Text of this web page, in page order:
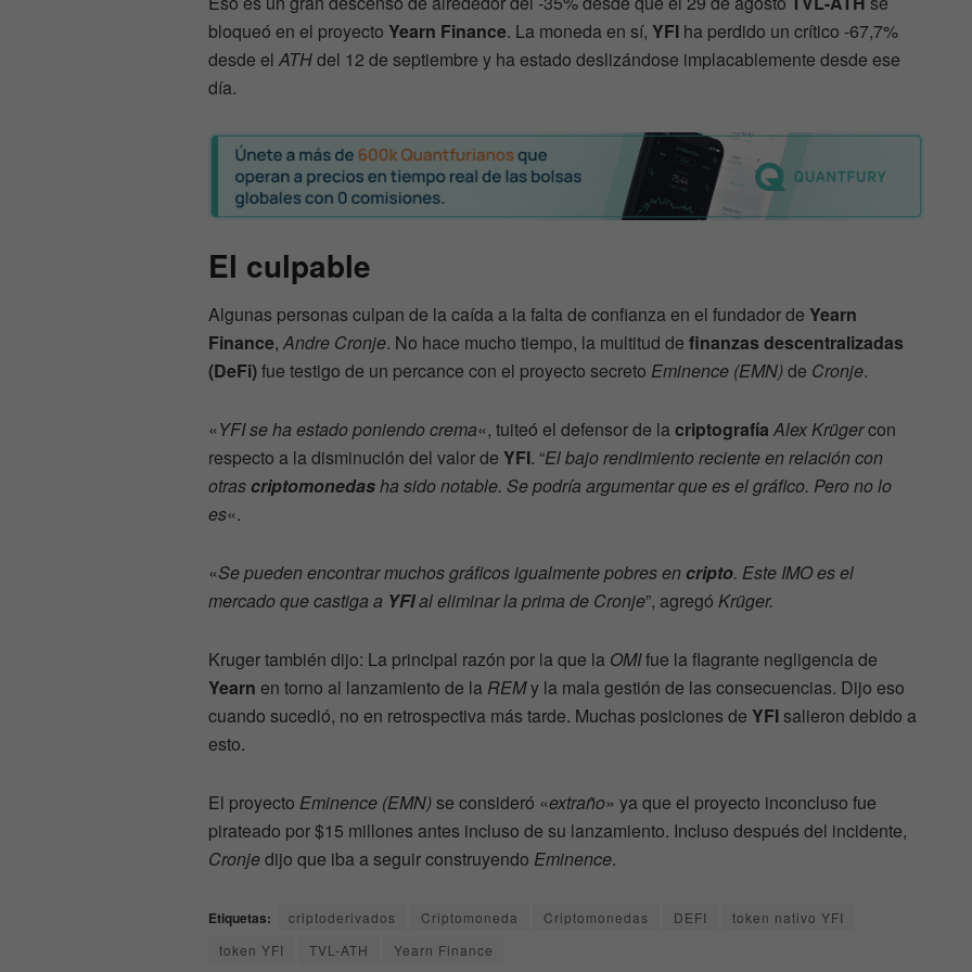
bloqueó en el proyecto Yearn Finance. La moneda en sí, YFI ha perdido un crítico -67,7%
desde el ATHdel 12 de septiembre y ha estado deslizándose implacablemente desde ese
día.
El culpable
Algunas personas culpan de la caída a la falta de confianza en el fundador de Yearn
Finance, Andre Cronje. No hace mucho tiempo, la multitud de finanzas descentralizadas
(DeFi)fue testigo de un percance con el proyecto secreto Eminence (EMN)de Cronje.
«YFI se ha estado poniendo crema«, tuiteó el defensor de lacriptografía Alex Krügercon
respecto a la disminución del valor de YFI. “El bajo rendimiento reciente en relación con
otrascriptomonedasha sido notable. Se podría argumentar que es el gráfico. Pero no lo
es«.
«Se pueden encontrar muchos gráficos igualmente pobres encripto. Este IMO es el
mercado que castiga a YFIal eliminar la prima de Cronje”, agregó Krüger.
Kruger también dijo: La principal razón por la que la OMIfue la flagrante negligencia de
Yearn en torno al lanzamiento de la REMy la mala gestión de las consecuencias. Dijo eso
cuando sucedió, no en retrospectiva más tarde. Muchas posiciones de YFIsalieron debido a
esto.
El proyecto Eminence (EMN)se consideró «extraño» ya que el proyecto inconcluso fue
pirateado por $15 millones antes incluso de su lanzamiento. Incluso después del incidente,
Cronjedijo que iba a seguir construyendo Eminence.
Etiquetas: criptoderivados Criptomoneda Criptomonedas DEFI
token nativo YFI
token YFI
TVL-ATH Yearn Finance